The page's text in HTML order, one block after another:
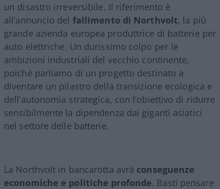
un disastro irreversibile. Il riferimento è
all’annuncio del fallimento di Northvolt, la più
grande azienda europea produttrice di batterie per
auto elettriche. Un durissimo colpo per le
ambizioni industriali del vecchio continente,
poiché parliamo di un progetto destinato a
diventare un pilastro della transizione ecologica e
dell’autonomia strategica, con l’obiettivo di ridurre
sensibilmente la dipendenza dai giganti asiatici
nel settore delle batterie.
La Northvolt in bancarotta avrà conseguenze
economiche e politiche profonde. Basti pensare